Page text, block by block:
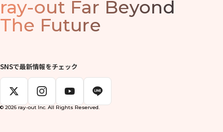
ray-out Far Beyond
The Future
SNSで最新情報をチェック
© 2026 ray-out Inc. All Rights Reserved.